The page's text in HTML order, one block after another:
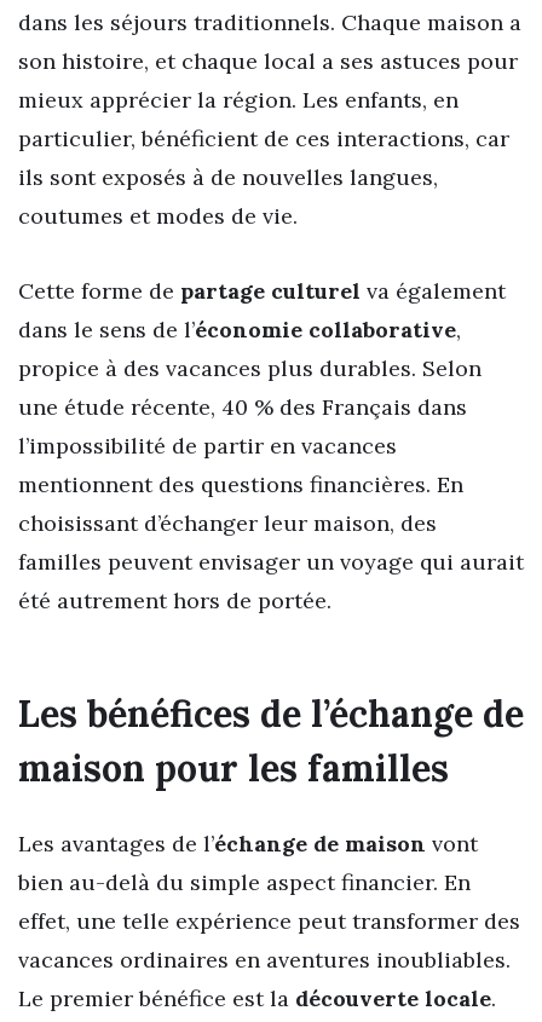
dans les séjours traditionnels. Chaque maison a
son histoire, et chaque local a ses astuces pour
mieux apprécier la région. Les enfants, en
particulier, bénéficient de ces interactions, car
ils sont exposés à de nouvelles langues,
coutumes et modes de vie.
Cette forme de partage culturel va également
dans le sens de l’économie collaborative,
propice à des vacances plus durables. Selon
une étude récente, 40 % des Français dans
l’impossibilité de partir en vacances
mentionnent des questions financières. En
choisissant d’échanger leur maison, des
familles peuvent envisager un voyage qui aurait
été autrement hors de portée.
Les bénéfices de l’échange de
maison pour les familles
Les avantages de l’échange de maison vont
bien au-delà du simple aspect financier. En
effet, une telle expérience peut transformer des
vacances ordinaires en aventures inoubliables.
Le premier bénéfice est la découverte locale.